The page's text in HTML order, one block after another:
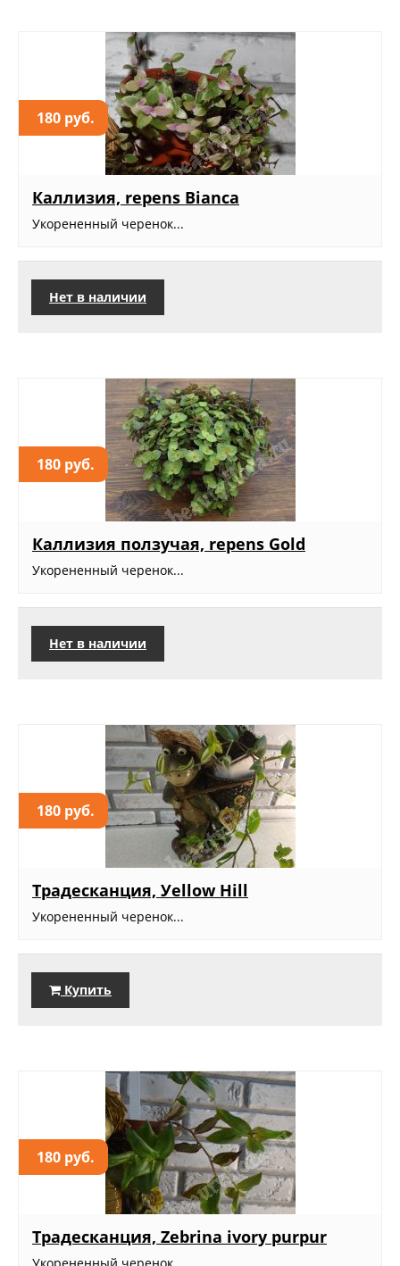
180 руб.
Каллизия, repens Bianca
Укорененный черенок...
Нет в наличии
180 руб.
Каллизия ползучая, repens Gold
Укорененный черенок...
Нет в наличии
180 руб.
Традесканция, Уellow Hill
Укорененный черенок...
Купить
180 руб.
Традесканция, Zebrina ivory purpur
Укорененный черенок...